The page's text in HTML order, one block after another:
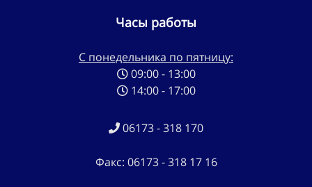
Часы работы
С понедельника по пятницу:
09:00 - 13:00
14:00 - 17:00
06173 - 318 170
Факс: 06173 - 318 17 16